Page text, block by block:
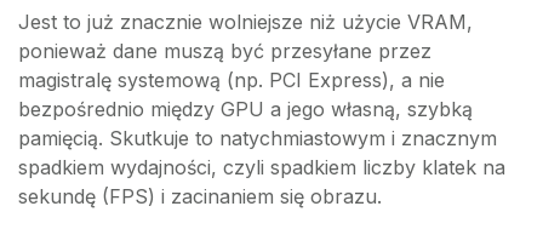
Jest to już znacznie wolniejsze niż użycie VRAM,
ponieważ dane muszą być przesyłane przez
magistralę systemową (np. PCI Express), a nie
bezpośrednio między GPU a jego własną, szybką
pamięcią. Skutkuje to natychmiastowym i znacznym
spadkiem wydajności, czyli spadkiem liczby klatek na
sekundę (FPS) i zacinaniem się obrazu.